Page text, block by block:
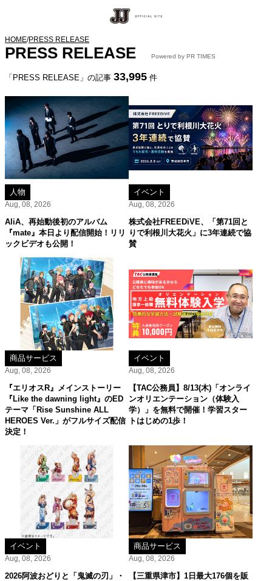
HOME/PRESS RELEASE
PRESS RELEASE Powered by PR TIMES
「PRESS RELEASE」の記事 33,995 件
人物
Aug, 08, 2026
AliA、再始動後初のアルバム
『mate』本日より配信開始！リリ
ックビデオも公開！
イベント
Aug, 08, 2026
株式会社FREEDiVE、「第71回と
りで利根川大花火」に3年連続で協
賛
商品サービス
Aug, 08, 2026
『エリオスR』メインストーリー
『Like the dawning light』のED
テーマ「Rise Sunshine ALL
HEROES Ver.」がフルサイズ配信
決定！
イベント
Aug, 08, 2026
【TAC公務員】8/13(木)「オンライ
ンオリエンテーション（体験入
学）」を無料で開催！学習スター
トはじめの1歩！
イベント
Aug, 08, 2026
2026阿波おどりと「鬼滅の刃」・
商品サービス
Aug, 08, 2026
【三重県津市】1日最大176個を販